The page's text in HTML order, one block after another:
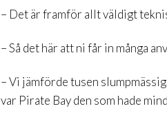
– Det är framför allt väldigt
– Så det här att ni får in många
– Vi jämförde tusen
var Pirate Bay den som hade